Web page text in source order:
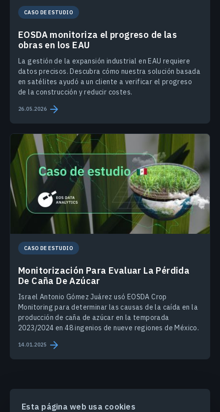
Esta página web usa cookies
CASO DE ESTUDIO
EOSDA monitoriza el progreso de las
obras en los EAU
La gestión de la expansión industrial en EAU requiere
datos precisos. Descubra cómo nuestra solución basada
en satélites ayudó a un cliente a verificar el progreso
de la construcción y reducir costes.
26.05.2026
CASO DE ESTUDIO
Monitorización Para Evaluar La Pérdida
De Caña De Azúcar
Israel Antonio Gómez Juárez usó EOSDA Crop
Monitoring para determinar las causas de la caída en la
producción de caña de azúcar en la temporada
2023/2024 en 48 ingenios de nueve regiones de México.
14.01.2025